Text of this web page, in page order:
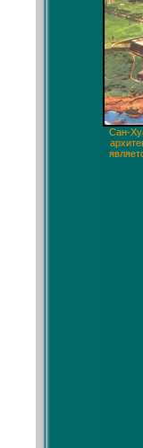
Сан-